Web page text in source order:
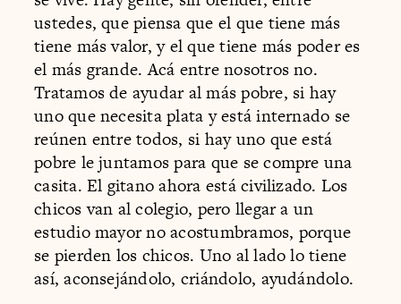
ustedes, que piensa que el que tiene más
tiene más valor, y el que tiene más poder es
el más grande. Acá entre nosotros no.
Tratamos de ayudar al más pobre, si hay
uno que necesita plata y está internado se
reúnen entre todos, si hay uno que está
pobre le juntamos para que se compre una
casita. El gitano ahora está civilizado. Los
chicos van al colegio, pero llegar a un
estudio mayor no acostumbramos, porque
se pierden los chicos. Uno al lado lo tiene
así, aconsejándolo, criándolo, ayudándolo.